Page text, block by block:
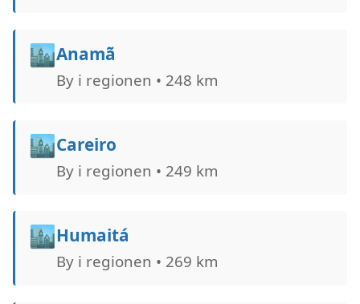
🏙️Anamã
By i regionen • 248 km
🏙️Careiro
By i regionen • 249 km
🏙️Humaitá
By i regionen • 269 km